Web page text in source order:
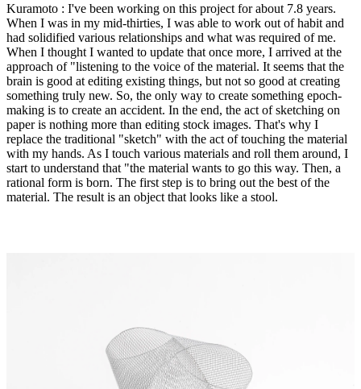
Kuramoto : I've been working on this project for about 7.8 years.
When I was in my mid-thirties, I was able to work out of habit and
had solidified various relationships and what was required of me.
When I thought I wanted to update that once more, I arrived at the
approach of "listening to the voice of the material. It seems that the
brain is good at editing existing things, but not so good at creating
something truly new. So, the only way to create something epoch-
making is to create an accident. In the end, the act of sketching on
paper is nothing more than editing stock images. That's why I
replace the traditional "sketch" with the act of touching the material
with my hands. As I touch various materials and roll them around, I
start to understand that "the material wants to go this way. Then, a
rational form is born. The first step is to bring out the best of the
material. The result is an object that looks like a stool.